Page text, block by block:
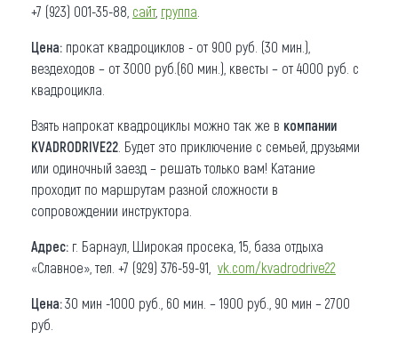
+7 (923) 001-35-88, сайт, группа
Цена: прокат квадроциклов - от 900 руб. (30 мин.),
вездеходов – от 3000 руб.(60 мин.), квесты – от 4000 руб. с
квадроцикла.
Взять напрокат квадроциклы можно так же в компании
KVADRODRIVE22 . Будет это приключение с семьей, друзьями
или одиночный заезд – решать только вам! Катание
проходит по маршрутам разной сложности в
сопровождении инструктора.
Адрес: г. Барнаул, Широкая просека, 15, база отдыха
«Славное», тел. +7 (929) 376-59-91, vk.com/kvadrodrive22
Цена:30 мин -1000 руб., 60 мин. – 1900 руб., 90 мин – 2700
руб.